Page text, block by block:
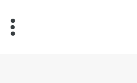
Inhalt
springen